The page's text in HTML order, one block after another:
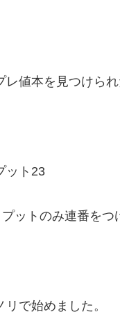
レ値本を見つけら
ット23
ットのみ連番をつ
で始めました。